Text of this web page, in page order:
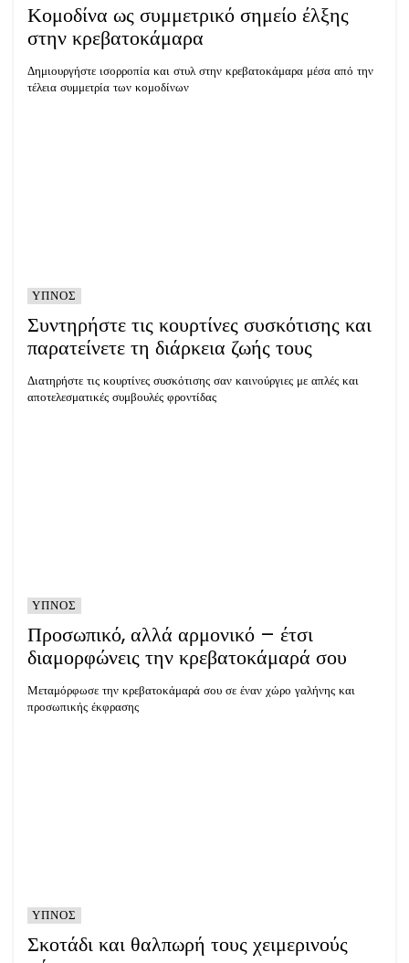
Κομοδίνα ως συμμετρικό σημείο έλξης
στην κρεβατοκάμαρα
Δημιουργήστε ισορροπία και στυλ στην κρεβατοκάμαρα μέσα από την
τέλεια συμμετρία των κομοδίνων
Συντηρήστε τις κουρτίνες συσκότισης και
παρατείνετε τη διάρκεια ζωής τους
Διατηρήστε τις κουρτίνες συσκότισης σαν καινούργιες με απλές και
αποτελεσματικές συμβουλές φροντίδας
ΥΠΝΟΣ
Προσωπικό, αλλά αρμονικό – έτσι
διαμορφώνεις την κρεβατοκάμαρά σου
Μεταμόρφωσε την κρεβατοκάμαρά σου σε έναν χώρο γαλήνης και
προσωπικής έκφρασης
ΥΠΝΟΣ
Σκοτάδι και θαλπωρή τους χειμερινούς
ΥΠΝΟΣ